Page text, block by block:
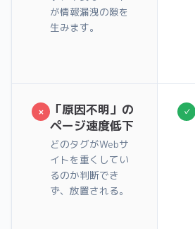
が情報漏洩の隙を
生みます。
×
「原因不明」の
ページ速度低下
どのタグがWebサ
イトを重くしてい
るのか判断でき
ず、放置される。
✓